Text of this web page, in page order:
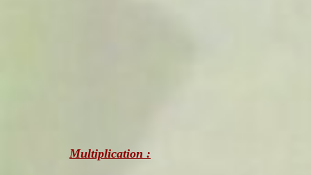
Multiplication :